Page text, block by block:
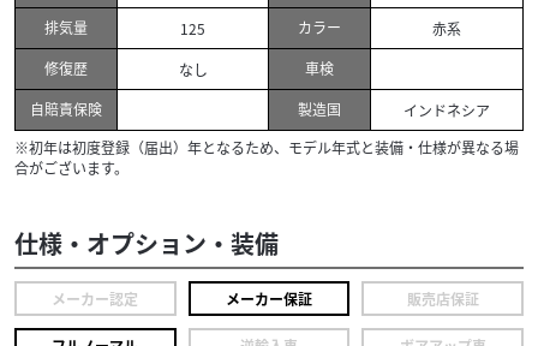
排気量
125 カラー
赤系
修復歴
なし
車検
自賠責保険
製造国
インドネシア
※初年は初度登録（届出）年となるため、モデル年式と装備・仕様が異なる場
合がございます。
仕様・オプション・装備
メーカー認定 メーカー保証 販売店保証